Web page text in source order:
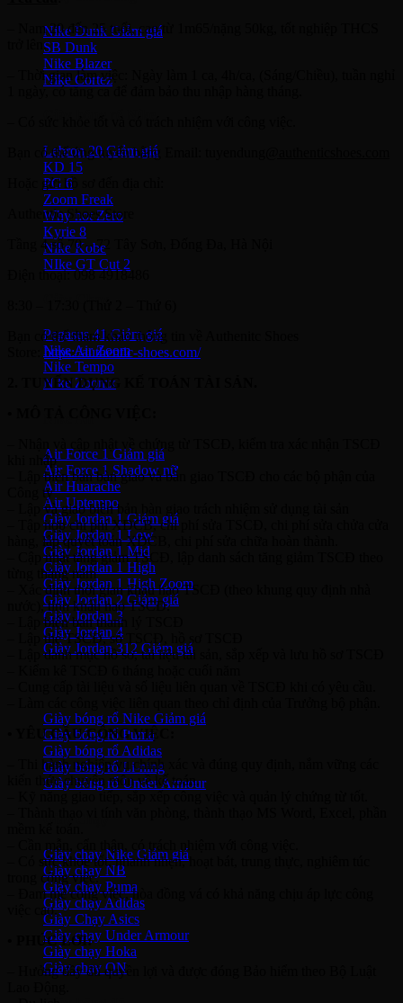
Nike Dunk
SB Dunk
Nike Blazer
Nike Cortez
Lebron 20
KD 15
PG 6
Zoom Freak
Why not Zero
Kyrie 8
Nike Kobe
NIke GT Cut 2
Pegasus 41
Nike Air Zoom
Nike Tempo
Nike Zoomx
Air Force 1
Air Force 1 Shadow nữ
Air Huarache
Air Uptempo
Giày Jordan 1
Giày Jordan 1 Low
Giày Jordan 1 Mid
Giày Jordan 1 High
Giày Jordan 1 High Zoom
Giày Jordan 2
Giày Jordan 3
Giày Jordan 4
Giày Jordan 312
Giày bóng rổ Nike
Giày bóng rổ Puma
Giày bóng rổ Adidas
Giày bóng rổ Li-ning
Giày bóng rổ Under Armour
Giày chạy Nike
Giày chạy NB
Giày chạy Puma
Giày chạy Adidas
Giày Chạy Asics
Giày chạy Under Armour
Giày chạy Hoka
Giày chạy ON
– Nam 20 đến 25 tuổi, cao từ 1m65/nặng 50kg, tốt nghiệp THCS
trở lên.
– Thời gian làm việc: Ngày làm 1 ca, 4h/ca, (Sáng/Chiều), tuần nghỉ
1 ngày, có tăng ca để đảm bảo thu nhập hàng tháng.
Bạn có thể ứng tuyển bằng Email: tuyendung
Hoặc gửi hồ sơ đến địa chỉ:
Authentic Shoes Store
Tầng 4 số 70 – 72 Tây Sơn, Đống Đa, Hà Nội
Điện thoại: 098 4918486
Bạn có thể tham khảo thông tin về Authenitc Shoes
Store:https://authentic-shoes.com/
2. TUYỂN DỤNG KẾ TOÁN TÀI SẢN.
khi nhập
– Lập biên bản bàn giao và bàn giao TSCĐ cho các bộ phận của
Công ty
– Lập và giao biên bản bàn giao trách nhiệm sử dụng tài sản
– Tập hợp chi phí XDCB, chi phí sửa TSCĐ, chi phí sửa chửa cửa
hàng, lập quyết toán XDCB, chi phí sửa chữa hoàn thành.
– Cập nhật tăng giảm TSCĐ, lập danh sách tăng giảm TSCĐ theo
từng tháng năm
– Xác định thời gian khấu hao TSCĐ (theo khung quy định nhà
nước), tính khấu hao TSCĐ.
– Lập biên bản thanh lý TSCĐ
– Lập thẻ TSCĐ, sổ TSCĐ, hồ sơ TSCĐ
– Lập danh mục hồ sơ, tài liệu tài sản, sắp xếp và lưu hồ sơ TSCĐ
• YÊU CẦU CÔNG VIỆC:
– Thi hành nghiệp vụ chính xác và đúng quy định, nắm vững các
kiến thức chuyên môn về kế toán.
– Cần mẫn, cẩn thận, có trách nhiệm với công việc.
– Có sức khỏe tốt, nhanh nhẹn, hoạt bát, trung thực, nghiêm túc
trong công việc.
– Đam mê công việc, hòa đồng vá có khả năng chịu áp lực công
việc cao.
• PHÚC LƠI:
– Hưởng đầy đủ quyền lợi và được đóng Bảo hiểm theo Bộ Luật